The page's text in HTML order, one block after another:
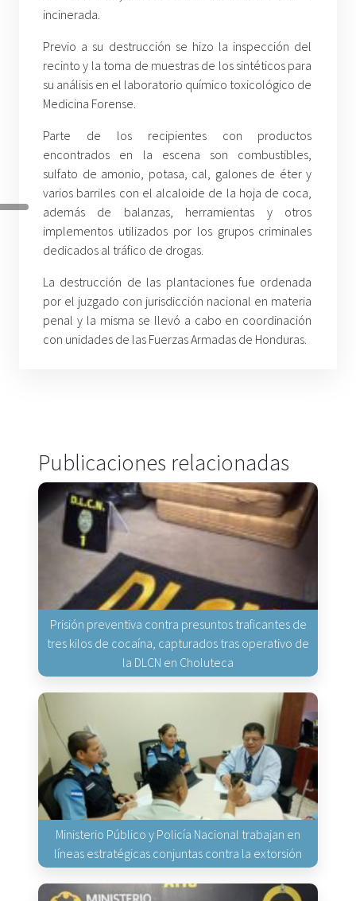
incinerada.
Previo a su destrucción se hizo la inspección del
recinto y la toma de muestras de los sintéticos para
su análisis en el laboratorio químico toxicológico de
Medicina Forense.
Parte de los recipientes con productos
encontrados en la escena son combustibles,
sulfato de amonio, potasa, cal, galones de éter y
varios barriles con el alcaloide de la hoja de coca,
además de balanzas, herramientas y otros
implementos utilizados por los grupos criminales
dedicados al tráfico de drogas.
La destrucción de las plantaciones fue ordenada
por el juzgado con jurisdicción nacional en materia
penal y la misma se llevó a cabo en coordinación
con unidades de las Fuerzas Armadas de Honduras.
Publicaciones relacionadas
Prisión preventiva contra presuntos traficantes de
tres kilos de cocaína, capturados tras operativo de
la DLCN en Choluteca
Ministerio Público y Policía Nacional trabajan en
líneas estratégicas conjuntas contra la extorsión